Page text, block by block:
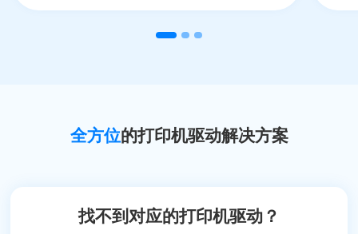
全方位的打印机驱动解决方案
找不到对应的打印机驱动？
号还是最新款打印机，都能找到匹配的驱动程序。
技术支持